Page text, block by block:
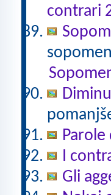
contrari
Parole
I
Gli